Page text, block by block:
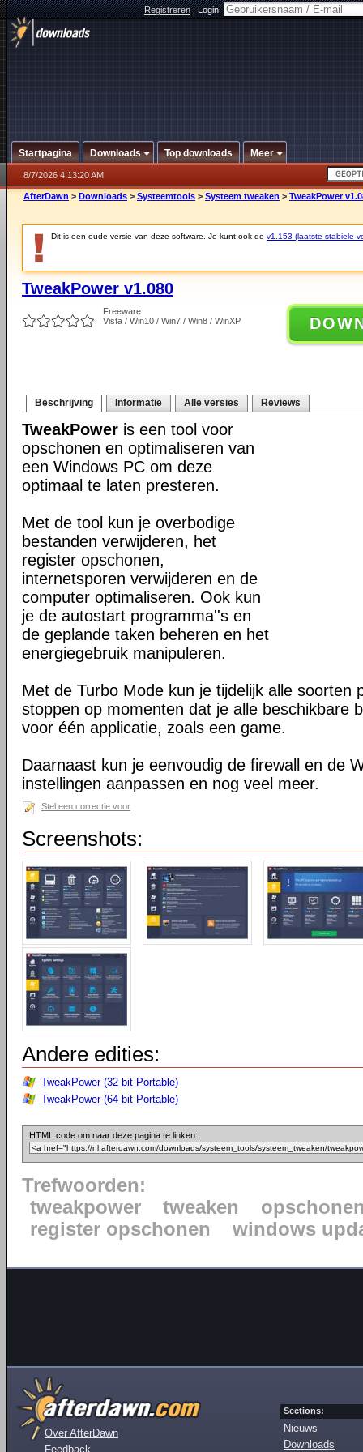
Registreren|Login:
Startpagina Downloads Top downloads Meer
8/7/2026 4:13:20 AM
AfterDawn > Downloads > Systeemtools > Systeem tweaken > TweakPower
Dit is een oude versie van deze software. Je kunt ook de v1.153 (laatste stabiele
TweakPower v1.080
Freeware
Vista / Win10 / Win7 / Win8 / WinXP
Beschrijving Informatie Alle versies Reviews
TweakPower is een tool voor
opschonen en optimaliseren van
een Windows PC om deze
optimaal te laten presteren.
Met de tool kun je overbodige
bestanden verwijderen, het
register opschonen,
internetsporen verwijderen en de
computer optimaliseren. Ook kun
je de autostart programma''s en
de geplande taken beheren en het
energiegebruik manipuleren.
Met de Turbo Mode kun je tijdelijk alle soorten
stoppen op momenten dat je alle beschikbare
voor één applicatie, zoals een game.
Daarnaast kun je eenvoudig de firewall en de
instellingen aanpassen en nog veel meer.
Stel een correctie voor
Screenshots:
Andere edities:
TweakPower (32-bit Portable)
TweakPower (64-bit Portable)
HTML code om naar deze pagina te linken:
Trefwoorden:
tweakpower
tweaken
register opschonen
windows
Over AfterDawn
Feedback
Sections:
Nieuws
Downloads